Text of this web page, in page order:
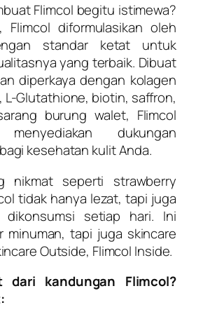
Flimcol begitu istimewa?
Flimcol diformulasikan oleh
standar ketat untuk
yang terbaik. Dibuat
diperkaya dengan kolagen
L-Glutathione, biotin, saffron,
burung walet, Flimcol
menyediakan dukungan
kesehatan kulit Anda.
nikmat seperti strawberry
tidak hanya lezat, tapi juga
setiap hari. Ini
minuman, tapi juga skincare
Outside, Flimcol Inside.
dari kandungan Flimcol?